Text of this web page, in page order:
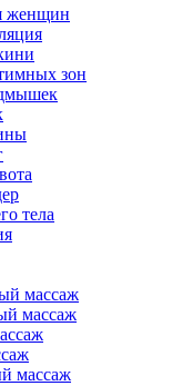
женщин
зон
тела
массаж
массаж
массаж